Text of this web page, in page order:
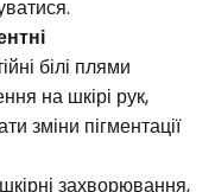
білі плями
на шкірі рук,
зміни пігментації
захворювання,